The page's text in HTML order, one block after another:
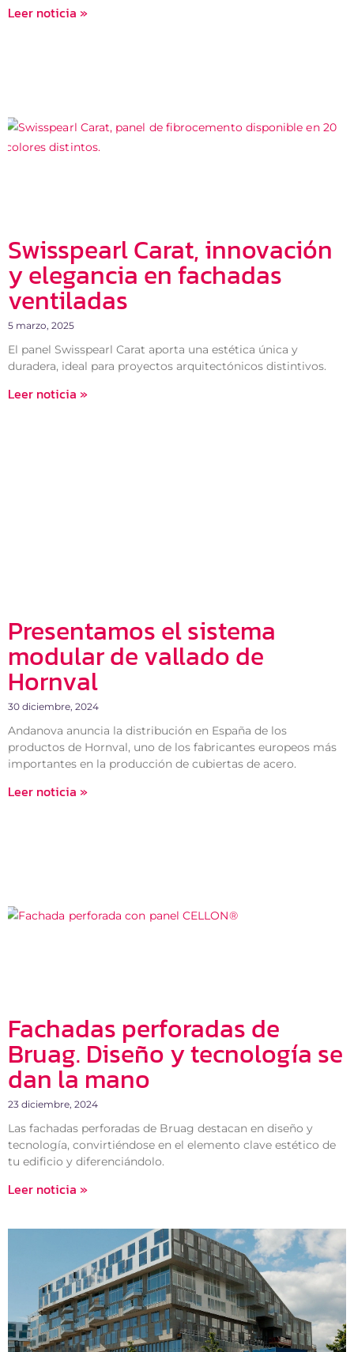
Leer noticia »
Swisspearl Carat, innovación
y elegancia en fachadas
ventiladas
5 marzo, 2025
El panel Swisspearl Carat aporta una estética única y
duradera, ideal para proyectos arquitectónicos distintivos.
Leer noticia »
Presentamos el sistema
modular de vallado de
Hornval
30 diciembre, 2024
Andanova anuncia la distribución en España de los
productos de Hornval, uno de los fabricantes europeos más
importantes en la producción de cubiertas de acero.
Leer noticia »
Fachadas perforadas de
Bruag. Diseño y tecnología se
dan la mano
23 diciembre, 2024
Las fachadas perforadas de Bruag destacan en diseño y
tecnología, convirtiéndose en el elemento clave estético de
tu edificio y diferenciándolo.
Leer noticia »